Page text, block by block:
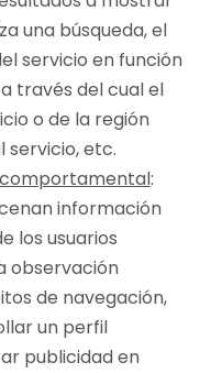
una búsqueda, el
servicio en función
través del cual el
o de la región
servicio, etc.
:
información
los usuarios
observación
de navegación,
un perfil
publicidad en